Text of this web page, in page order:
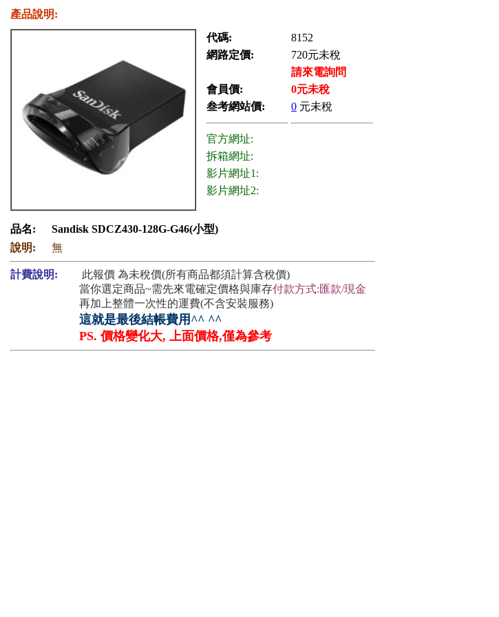
產品說明:
代碼:
8152
網路定價:
720元未稅
請來電詢問
會員價:
0元未稅
叁考網站價:
0 元未稅
官方網址:
拆箱網址:
影片網址1:
影片網址2:
品名:
Sandisk SDCZ430-128G-G46(小型)
說明:
無
計費說明:
此報價 為未稅價(所有商品都須計算含稅價)
當你選定商品~需先來電確定價格與庫存付款方式:匯款/現金
再加上整體一次性的運費(不含安裝服務)
這就是最後結帳費用^^ ^^
PS. 價格變化大, 上面價格,僅為參考